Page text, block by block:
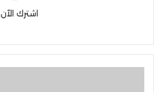
اشترك الآن.